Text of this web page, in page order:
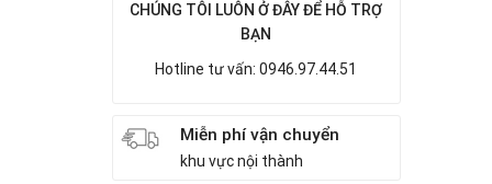
CHÚNG TÔI LUÔN Ở ĐÂY ĐỂ HỖ TRỢ
BẠN
Hotline tư vấn: 0946.97.44.51
Miễn phí vận chuyển
khu vực nội thành